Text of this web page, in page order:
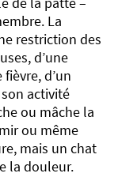
La
restriction des
d’une
d’un
activité
ou mâche la
ou même
mais un chat
la douleur.